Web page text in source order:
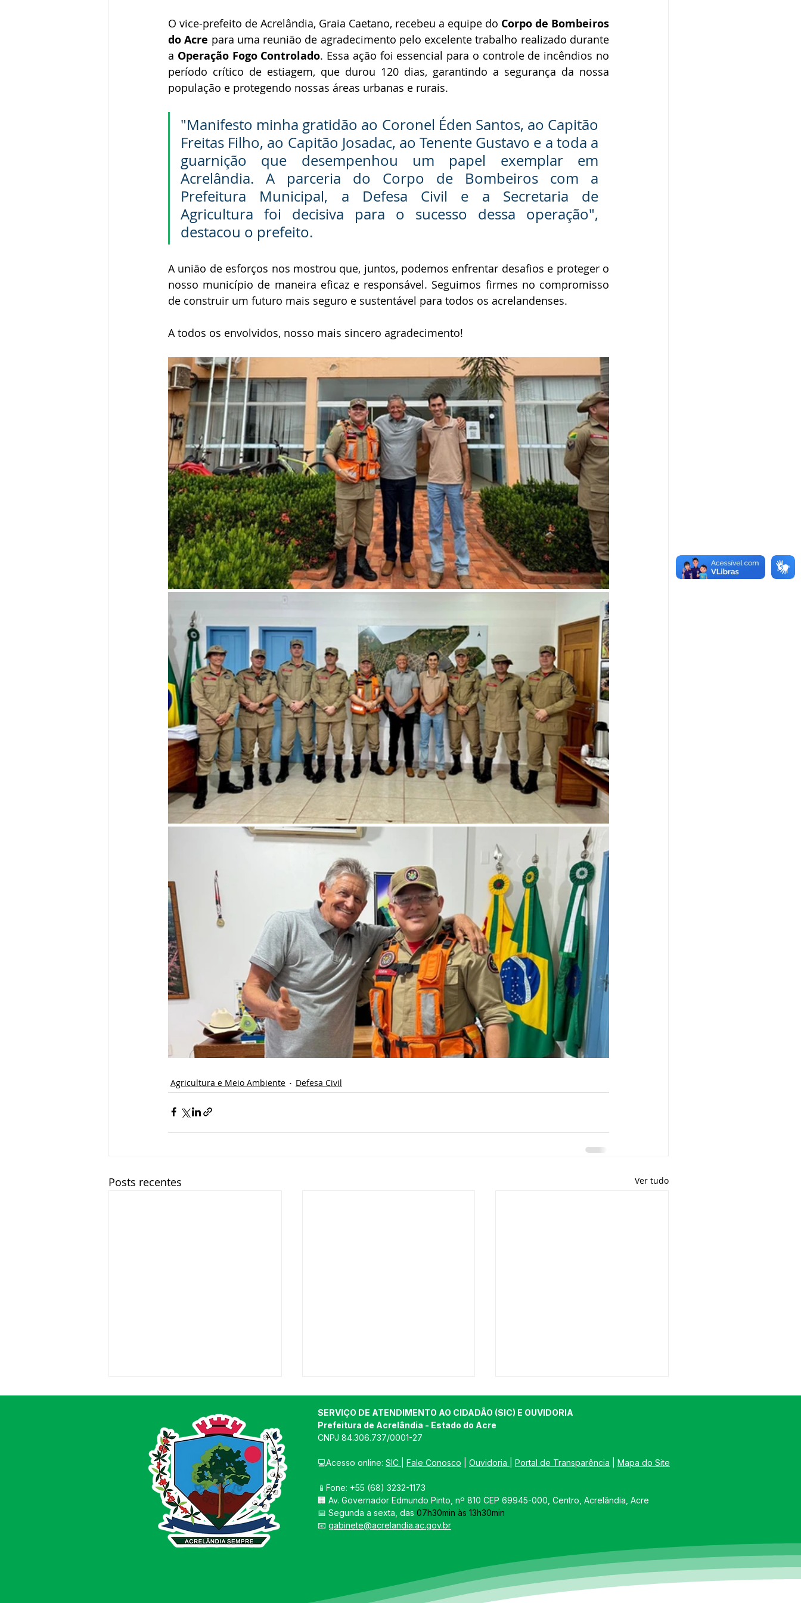
O vice-prefeito de Acrelândia, Graia Caetano, recebeu a equipe do Corpo de Bombeiros
do Acre para uma reunião de agradecimento pelo excelente trabalho realizado durante
a Operação Fogo Controlado. Essa ação foi essencial para o controle de incêndios no
período crítico de estiagem, que durou 120 dias, garantindo a segurança da nossa
população e protegendo nossas áreas urbanas e rurais.
"Manifesto minha gratidão ao Coronel Éden Santos, ao Capitão
Freitas Filho, ao Capitão Josadac, ao Tenente Gustavo e a toda a
guarnição que desempenhou um papel exemplar em
Acrelândia. A parceria do Corpo de Bombeiros com a
Prefeitura Municipal, a Defesa Civil e a Secretaria de
Agricultura foi decisiva para o sucesso dessa operação",
destacou o prefeito.
A união de esforços nos mostrou que, juntos, podemos enfrentar desafios e proteger o
nosso município de maneira eficaz e responsável. Seguimos firmes no compromisso
de construir um futuro mais seguro e sustentável para todos os acrelandenses.
A todos os envolvidos, nosso mais sincero agradecimento!
Agricultura e Meio Ambiente Defesa Civil
Posts recentes Ver tudo
Entrega de Equipamentos
Agrícolas reforça
compromisso com
produtores de Acrelândia
Capacitação que fortalece
a proteção da nossa zona
rural!
PREFEITO GRAIA FAZ VISITA
A PRODUTORES RURAIS
SERVIÇO DE ATENDIMENTO AO CIDADÃO (SIC) E OUVIDORIA
Prefeitura de Acrelândia - Estado do Acre
CNPJ 84.306.737/0001-27
💻Acesso online: SIC Fale Conosco Ouvidoria Portal de Transparência Mapa do Site
📱Fone: +55 (68) 3232-1173
🏢 Av. Governador Edmundo Pinto, nº 810 CEP 69945-000, Centro, Acrelândia, Acre
📅 Segunda a sexta, das 07h30min às 13h30min
📧 gabinete@acrelandia.ac.gov.br